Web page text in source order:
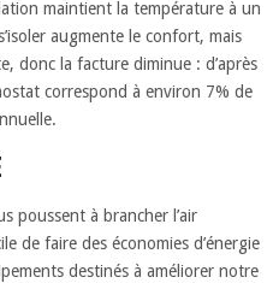
maintient la température à un
augmente le confort, mais
donc la facture diminue : d’après
correspond à environ 7% de
poussent à brancher l’air
de faire des économies d’énergie
destinés à améliorer notre